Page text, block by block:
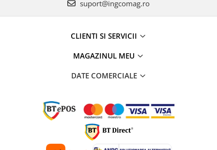
suport@ingcomag.ro
CLIENTI SI SERVICII
MAGAZINUL MEU
DATE COMERCIALE